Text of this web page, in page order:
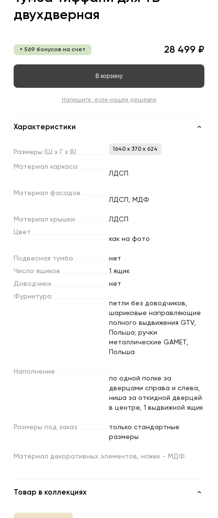
двухдверная
+ 569 бонусов на счет 28 499 ₽
В корзину
Напишите, если нашли дешевле
Характеристики
Размеры (Ш х х В) 1640 x 370 x 624
Материал каркаса
ЛДСП
Материал фасадов
ЛДСП, МДФ
Материал крышки
ЛДСП
Цвет
как на фото
Подвесная тумба
нет
Число ящиков
1 ящик
Доводчики
нет
Фурнитура
петли без доводчиков,
шариковые направляющие
полного выдвижения GTV,
Польша; ручки
металлические GAMET,
Польша
Наполнение
по одной полке за
дверцами справа и слева,
ниша за откидной дверцей
в центре, 1 выдвижной ящик
Размеры под заказ
только стандартные
размеры
Материал декоративных элементов, ножек - МДФ
Товар в коллекциях